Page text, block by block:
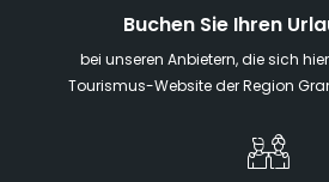
Buchen Sie Ihren
bei unseren Anbietern, die sich
Tourismus-Website der Region